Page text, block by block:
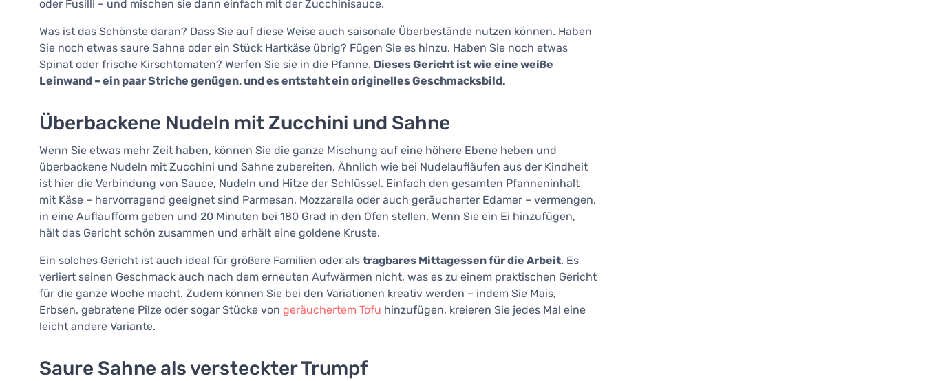
oder Fusilli – und mischen sie dann einfach mit der Zucchinisauce.
Was ist das Schönste daran? Dass Sie auf diese Weise auch saisonale Überbestände nutzen können. Haben
Sie noch etwas saure Sahne oder ein Stück Hartkäse übrig? Fügen Sie es hinzu. Haben Sie noch etwas
Spinat oder frische Kirschtomaten? Werfen Sie sie in die Pfanne. Dieses Gericht ist wie eine weiße
Leinwand – ein paar Striche genügen, und es entsteht ein originelles Geschmacksbild.
Überbackene Nudeln mit Zucchini und Sahne
Wenn Sie etwas mehr Zeit haben, können Sie die ganze Mischung auf eine höhere Ebene heben und
überbackene Nudeln mit Zucchini und Sahne zubereiten. Ähnlich wie bei Nudelaufläufen aus der Kindheit
ist hier die Verbindung von Sauce, Nudeln und Hitze der Schlüssel. Einfach den gesamten Pfanneninhalt
mit Käse – hervorragend geeignet sind Parmesan, Mozzarella oder auch geräucherter Edamer – vermengen,
in eine Auflaufform geben und 20 Minuten bei 180 Grad in den Ofen stellen. Wenn Sie ein Ei hinzufügen,
hält das Gericht schön zusammen und erhält eine goldene Kruste.
Ein solches Gericht ist auch ideal für größere Familien oder als tragbares Mittagessen für die Arbeit. Es
verliert seinen Geschmack auch nach dem erneuten Aufwärmen nicht, was es zu einem praktischen Gericht
für die ganze Woche macht. Zudem können Sie bei den Variationen kreativ werden – indem Sie Mais,
Erbsen, gebratene Pilze oder sogar Stücke von geräuchertem Tofu hinzufügen, kreieren Sie jedes Mal eine
leicht andere Variante.
Saure Sahne als versteckter Trumpf